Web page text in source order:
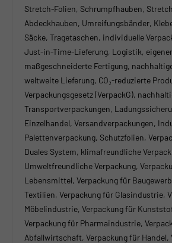
Stretch-Folien, Schrumpfhauben,
Abdeckhauben, Umreifungsbänder,
Säcke, Tragetaschen, individuelle
Just-in-Time-Lieferung, Logistik,
maßgeschneiderte Fertigung,
weltweite Lieferung, CO₂-reduzierte
Verpackungsgesetz (VerpackG),
Transportverpackungen,
Einzelhandel, Versandverpackungen,
Palettenverpackung, Schutzfolien,
Duales System, klimafreundliche
Umweltfreundliche Verpackung,
Lebensmittel, Verpackung für
Textilien, Verpackung für Glasindustrie,
Möbelindustrie, Verpackung für
Verpackung für Pharmaindustrie,
Abfallwirtschaft, Verpackung für Handel,